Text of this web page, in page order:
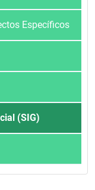
Específicos
(SIG)